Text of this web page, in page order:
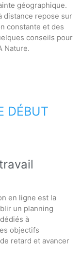
géographique.
distance repose sur
constante et des
conseils pour
Nature.
DÉBUT
en ligne est la
un planning
à
objectifs
retard et avancer